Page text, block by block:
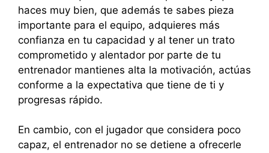
haces muy bien, que además te sabes pieza
importante para el equipo, adquieres más
confianza en tu capacidad y al tener un trato
comprometido y alentador por parte de tu
entrenador mantienes alta la motivación, actúas
conforme a la expectativa que tiene de ti y
progresas rápido.
En cambio, con el jugador que considera poco
capaz, el entrenador no se detiene a ofrecerle